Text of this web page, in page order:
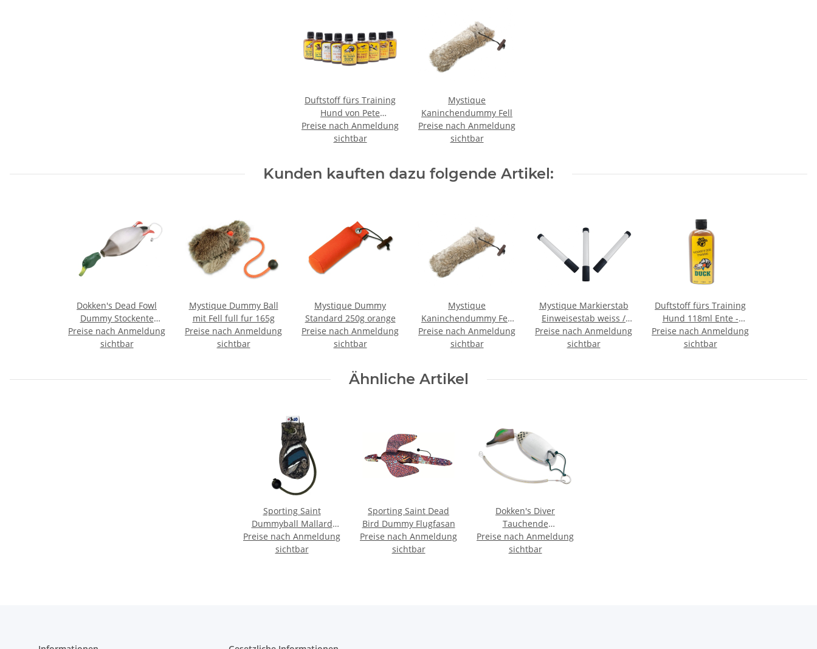
Duftstoff fürs Training
Hund von Pete
Rickard's
Preise nach Anmeldung
sichtbar
Mystique
Kaninchendummy Fell
Preise nach Anmeldung
sichtbar
Kunden kauften dazu folgende Artikel:
Dokken's Dead Fowl
Dummy Stockente
Entendummy
Preise nach Anmeldung
sichtbar
Mystique Dummy Ball
mit Fell full fur 165g
Preise nach Anmeldung
sichtbar
Mystique Dummy
Standard 250g orange
Preise nach Anmeldung
sichtbar
Mystique
Kaninchendummy Fell
250g
Preise nach Anmeldung
sichtbar
Mystique Markierstab
Einweisestab weiss /
schwarz im Set 3 Stück
Preise nach Anmeldung
sichtbar
Duftstoff fürs Training
Hund 118ml Ente -
Duck
Preise nach Anmeldung
sichtbar
Ähnliche Artikel
Sporting Saint
Dummyball Mallard
200g
Preise nach Anmeldung
sichtbar
Sporting Saint Dead
Bird Dummy Flugfasan
Preise nach Anmeldung
sichtbar
Dokken's Diver
Tauchende
Grünflügelente
Preise nach Anmeldung
sichtbar